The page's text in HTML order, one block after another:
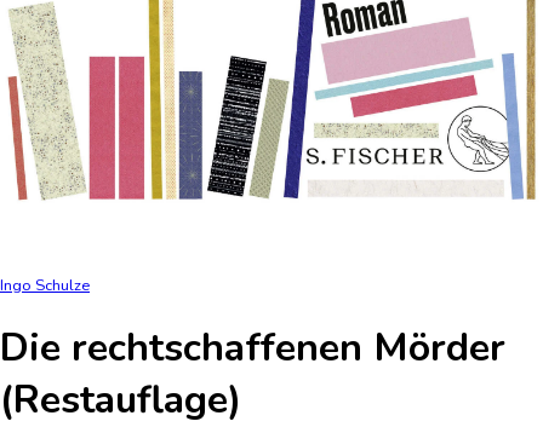
Ingo Schulze
Die rechtschaffenen Mörder
(Restauflage)